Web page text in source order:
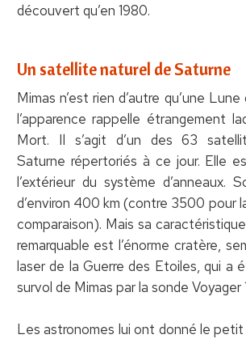
découvert qu’en 1980.
Un satellite naturel de Saturne
Mimas n’est rien d’autre qu’une
l’apparence rappelle étrangement
Mort. Il s’agit d’un des 63
Saturne répertoriés à ce jour. Elle
l’extérieur du système d’anneaux.
d’environ 400 km (contre 3500 pour
comparaison). Mais sa
remarquable est l’énorme cratère,
laser de la Guerre des Etoiles, qui a
survol de Mimas par la sonde Voyager
Les astronomes lui ont donné le petit